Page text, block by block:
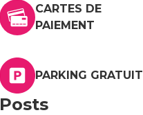
CARTES DE
PAIEMENT
PARKING GRATUIT
Posts